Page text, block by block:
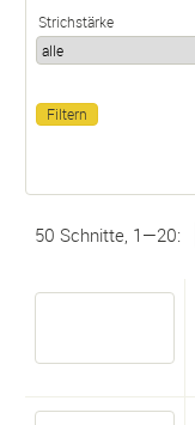
Strichstärke
50 Schnitte, 1—20: